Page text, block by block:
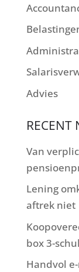
Advies
RECENT
Van
Lening
aftrek niet
box 3-
Handvol